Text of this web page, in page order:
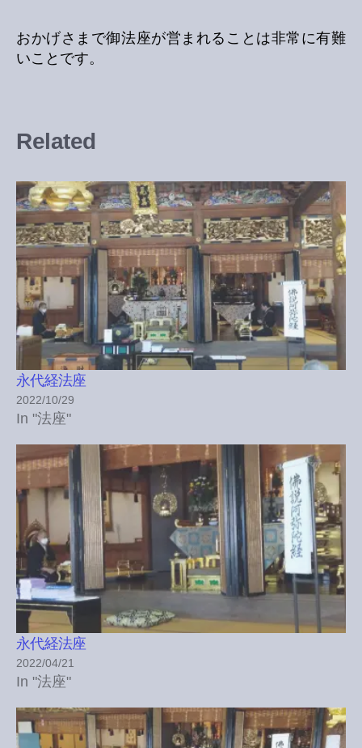
おかげさまで御法座が営まれることは非常に有難
いことです。
Related
永代経法座
2022/10/29
In "法座"
永代経法座
2022/04/21
In "法座"